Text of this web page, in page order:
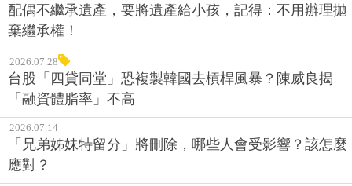
配偶不繼承遺產，要將遺產給小孩，記得：不用辦理拋
棄繼承權！
2026.07.28
台股「四貸同堂」恐複製韓國去槓桿風暴？陳威良揭
「融資體脂率」不高
2026.07.14
「兄弟姊妹特留分」將刪除，哪些人會受影響？該怎麼
應對？